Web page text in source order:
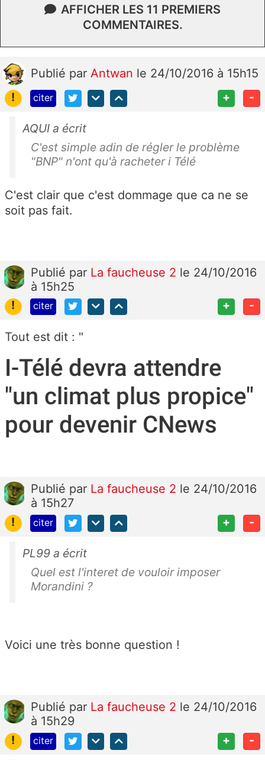
AFFICHER LES 11 PREMIERS
COMMENTAIRES.
Publié par Antwan le 24/10/2016 à 15h15
!
citer + -
AQUI a écrit
C'est simple adin de régler le problème
"BNP" n'ont qu'à racheter i Télé
C'est clair que c'est dommage que ca ne se
soit pas fait.
Publié par La faucheuse 2 le 24/10/2016
à 15h25
!
citer + -
Tout est dit : "
I-Télé devra attendre
"un climat plus propice"
pour devenir CNews
Publié par La faucheuse 2 le 24/10/2016
à 15h27
!
citer + -
PL99 a écrit
Quel est l'interet de vouloir imposer
Morandini ?
Voici une très bonne question !
Publié par La faucheuse 2 le 24/10/2016
à 15h29
!
citer + -